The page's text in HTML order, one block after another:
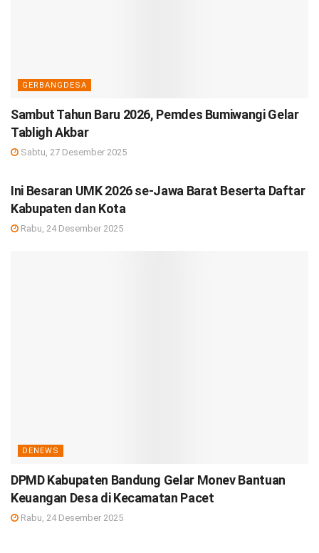
GERBANGDESA
Sambut Tahun Baru 2026, Pemdes Bumiwangi Gelar
Tabligh Akbar
Sabtu, 27 Desember 2025
Ini Besaran UMK 2026 se-Jawa Barat Beserta Daftar
Kabupaten dan Kota
Rabu, 24 Desember 2025
DENEWS
DPMD Kabupaten Bandung Gelar Monev Bantuan
Keuangan Desa di Kecamatan Pacet
Rabu, 24 Desember 2025